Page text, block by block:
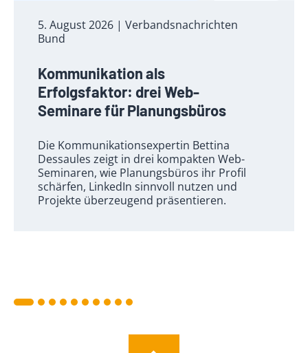
5. August 2026 | Verbandsnachrichten
Bund
Kommunikation als
Erfolgsfaktor: drei Web-
Seminare für Planungsbüros
Die Kommunikationsexpertin Bettina
Dessaules zeigt in drei kompakten Web-
Seminaren, wie Planungsbüros ihr Profil
schärfen, LinkedIn sinnvoll nutzen und
Projekte überzeugend präsentieren.